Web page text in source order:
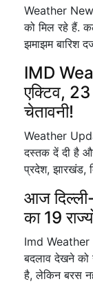
Weather
को मिल रहे हैं.
झमाझम बारिश
IMD
एक्टिव,
चेतावनी!
Weather
दस्तक दें दी है
प्रदेश, झारखंड,
आज
का 19
Imd Weather
बदलाव देखने को
है, लेकिन बरस